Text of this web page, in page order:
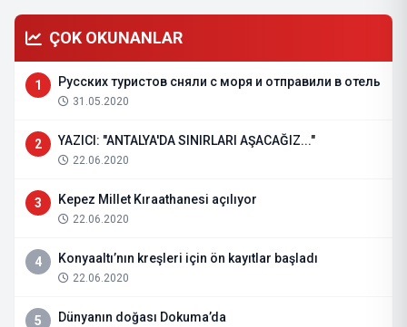
ÇOK OKUNANLAR
1 Русских туристов сняли с моря и отправили в отель
31.05.2020
2 YAZICI: "ANTALYA'DA SINIRLARI AŞACAĞIZ..."
22.06.2020
3 Kepez Millet Kıraathanesi açılıyor
22.06.2020
4 Konyaaltı’nın kreşleri için ön kayıtlar başladı
22.06.2020
5 Dünyanın doğası Dokuma’da